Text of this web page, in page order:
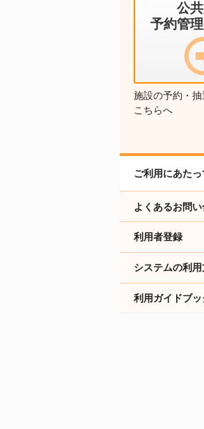
公
予約管
施設の予約・
こちらへ
ご利用にあたっ
よくあるお問
利用者登録
システムの利
利用ガイドブッ